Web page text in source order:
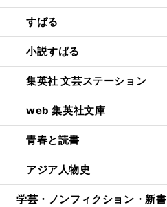
すばる
小説すばる
集英社 文芸ステーション
web 集英社文庫
青春と読書
アジア人物史
学芸・ノンフィクション・新書